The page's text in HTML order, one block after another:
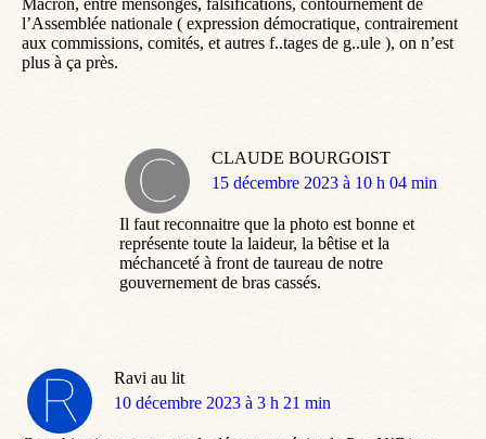
l’Assemblée nationale ( expression démocratique, contrairement
aux commissions, comités, et autres f..tages de g..ule ), on n’est
plus à ça près.
CLAUDE BOURGOIST
dit
15 décembre 2023 à 10 h 04 min
Il faut reconnaitre que la photo est bonne et
représente toute la laideur, la bêtise et la
méchanceté à front de taureau de notre
gouvernement de bras cassés.
Ravi au lit
dit
10 décembre 2023 à 3 h 21 min